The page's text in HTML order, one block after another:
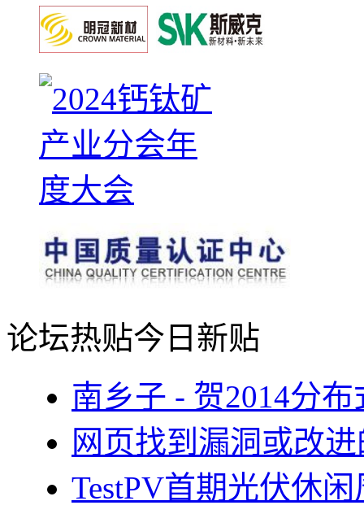
论坛热贴今日新贴
南乡子 - 贺2014分
网页找到漏洞或改
TestPV首期光伏休